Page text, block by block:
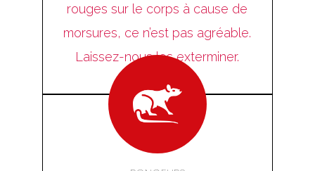
rouges sur le corps à cause de
morsures, ce n’est pas agréable.
Laissez-nous les exterminer.